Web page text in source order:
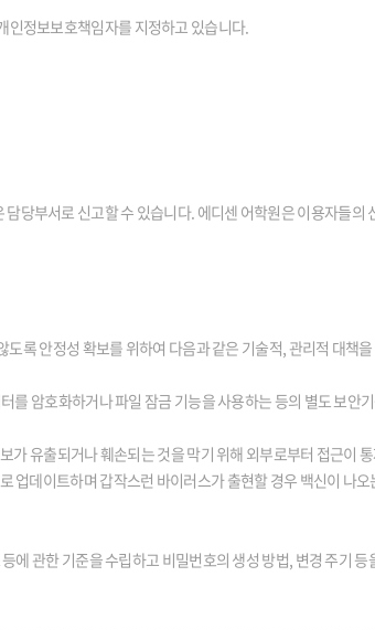
인정보보호책임자를 지정하고 있습니다.
당부서로 신고할 수 있습니다. 에디센 어학원은 이용자들의
록 안정성 확보를 위하여 다음과 같은 기술적, 관리적 대책
암호화하거나 파일 잠금 기능을 사용하는 등의 별도 보안
유출되거나 훼손되는 것을 막기 위해 외부로부터 접근이
데이트하며 갑작스런 바이러스가 출현할 경우 백신이 나
관한 기준을 수립하고 비밀번호의 생성 방법, 변경 주기